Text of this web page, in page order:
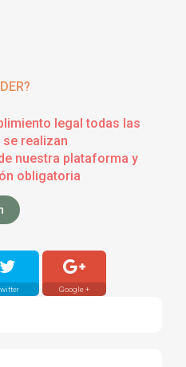
legal todas las
realizan
nuestra plataforma y
obligatoria
Google +